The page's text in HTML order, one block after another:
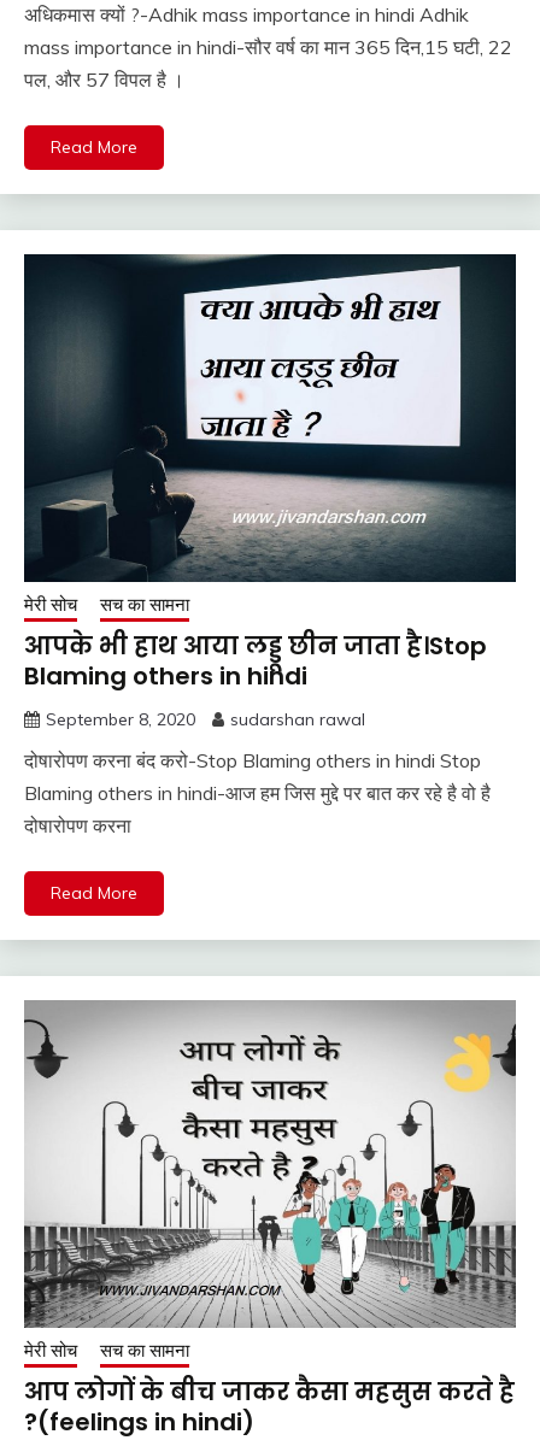
अधिकमास क्यों ?-Adhik mass importance in hindi Adhik
mass importance in hindi-सौर वर्ष का मान 365 दिन,15 घटी, 22
पल, और 57 विपल है ।
Read More
मेरी सोच सच का सामना
आपके भी हाथ आया लड्डू छीन जाता है।Stop
Blaming others in hindi
September 8, 2020 sudarshan rawal
दोषारोपण करना बंद करो-Stop Blaming others in hindi Stop
Blaming others in hindi-आज हम जिस मुद्दे पर बात कर रहे है वो है
दोषारोपण करना
Read More
मेरी सोच सच का सामना
आप लोगों के बीच जाकर कैसा महसुस करते है
?(feelings in hindi)